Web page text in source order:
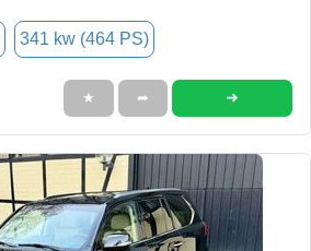
341 kw (464 PS)
★ ➦ ➜